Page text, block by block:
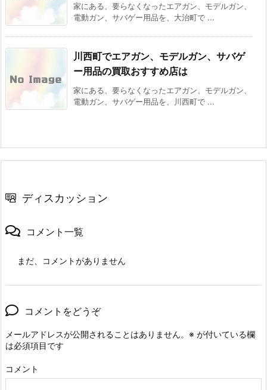
家にある、要らなくなったエアガン、モデルガン、
電動ガン、サバゲー用品を、大治町で ...
川西町でエアガン、モデルガン、サバゲ
ー用品の買取おすすめ店は
家にある、要らなくなったエアガン、モデルガン、
電動ガン、サバゲー用品を、川西町で ...
ディスカッション
コメント一覧
まだ、コメントがありません
コメントをどうぞ
メールアドレスが公開されることはありません。 ※ が付いている欄
は必須項目です
コメント